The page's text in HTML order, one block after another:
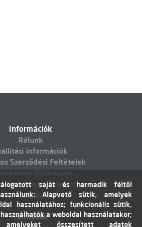
Információk
Rólunk
információk
Szerződési Feltételek
vitarendezési platform
Elállás
Termékek
saját és harmadik féltől
Alapvető sütik, amelyek
használatához; funkcionális sütik,
a weboldal használatakor;
amelyeket összesített adatok